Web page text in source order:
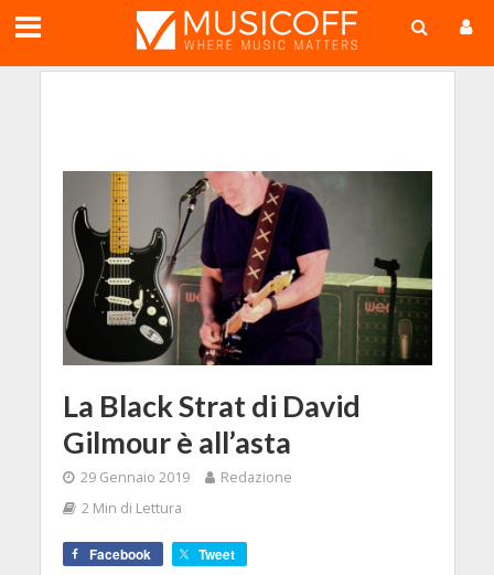
La Black Strat di David
Gilmour è all’asta
29 Gennaio 2019
Redazione
2 Min di Lettura
Facebook Tweet